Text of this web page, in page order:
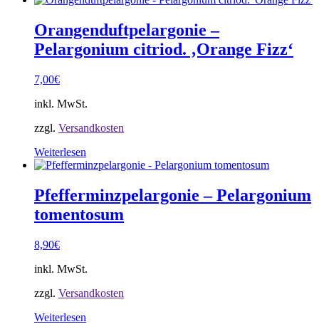
Orangenduftpelargonie –
Pelargonium citriod. ‚Orange Fizz‘
7,00€
inkl. MwSt.
zzgl. Versandkosten
Weiterlesen
Pfefferminzpelargonie – Pelargonium
tomentosum
8,90€
inkl. MwSt.
zzgl. Versandkosten
Weiterlesen